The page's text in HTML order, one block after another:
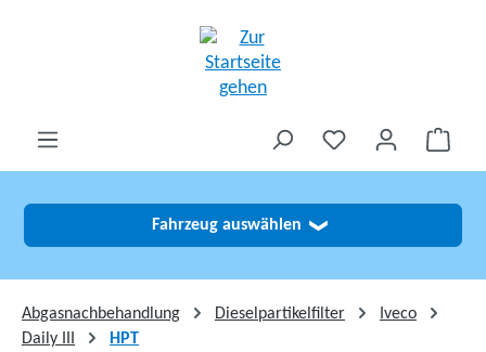
Fahrzeug auswählen ❯
Abgasnachbehandlung Dieselpartikelfilter
Iveco
Daily III
HPT